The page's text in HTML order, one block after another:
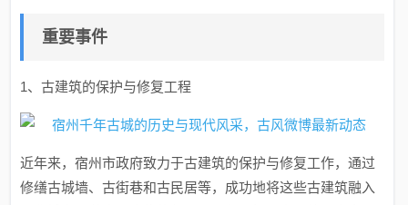
重要事件
1、古建筑的保护与修复工程
近年来，宿州市政府致力于古建筑的保护与修复工作，通过
修缮古城墙、古街巷和古民居等，成功地将这些古建筑融入